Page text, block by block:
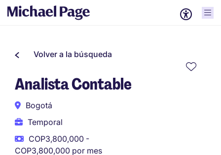
Volver a la búsqueda
Analista Contable
Bogotá
Temporal
COP3,800,000 -
COP3,800,000 por mes